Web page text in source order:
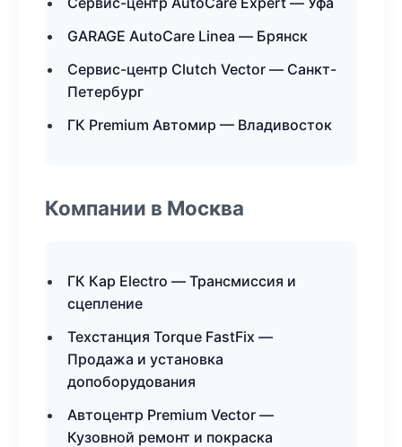
GARAGE AutoCare Linea — Брянск
Сервис-центр Clutch Vector — Санкт-
Петербург
ГК Premium Автомир — Владивосток
Компании в Москва
ГК Кар Electro — Трансмиссия и
сцепление
Техстанция Torque FastFix —
Продажа и установка
допоборудования
Автоцентр Premium Vector —
Кузовной ремонт и покраска